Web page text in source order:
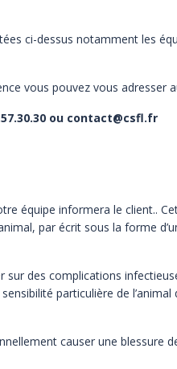
ci-dessus notamment les
vous pouvez vous adresser
ou contact@csfl.fr
équipe informera le client..
par écrit sous la forme
sur des complications
particulière de l’animal
causer une blessure